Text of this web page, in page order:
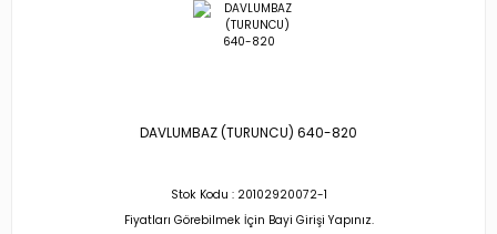
DAVLUMBAZ (TURUNCU) 640-820
Stok Kodu : 20102920072-1
Fiyatları Görebilmek İçin Bayi Girişi Yapınız.